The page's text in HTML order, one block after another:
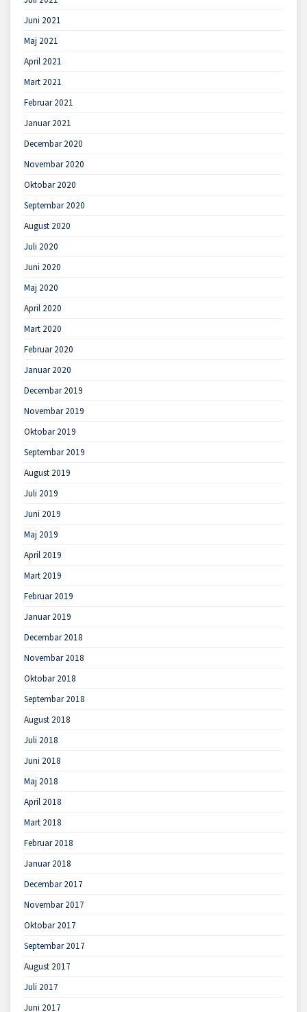
Juni 2021
Maj 2021
April 2021
Mart 2021
Februar 2021
Januar 2021
Decembar 2020
Novembar 2020
Oktobar 2020
Septembar 2020
August 2020
Juli 2020
Juni 2020
Maj 2020
April 2020
Mart 2020
Februar 2020
Januar 2020
Decembar 2019
Novembar 2019
Oktobar 2019
Septembar 2019
August 2019
Juli 2019
Juni 2019
Maj 2019
April 2019
Mart 2019
Februar 2019
Januar 2019
Decembar 2018
Novembar 2018
Oktobar 2018
Septembar 2018
August 2018
Juli 2018
Juni 2018
Maj 2018
April 2018
Mart 2018
Februar 2018
Januar 2018
Decembar 2017
Novembar 2017
Oktobar 2017
Septembar 2017
August 2017
Juli 2017
Juni 2017